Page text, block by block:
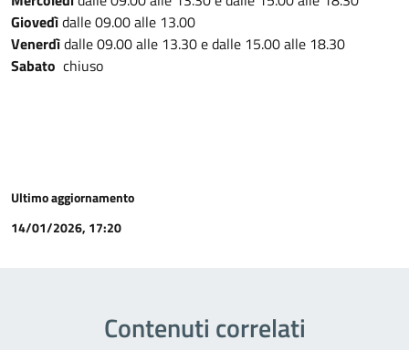
Giovedìdalle 09.00 alle 13.00
Venerdìdalle 09.00 alle 13.30 e dalle 15.00 alle 18.30
Sabato chiuso
Ultimo aggiornamento
14/01/2026, 17:20
Contenuti correlati